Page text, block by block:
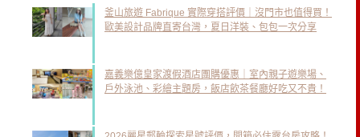
釜山旅遊 Fabrique 實際穿搭評價｜沒門市也值得買！
歐美設計品牌直寄台灣，夏日洋裝、包包一次分享
嘉義樂億皇家渡假酒店團購優惠｜室內親子遊樂場、
戶外泳池、彩繪主題房，飯店飲茶餐廳好吃又不貴！